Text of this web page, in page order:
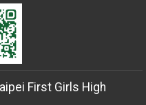
First Girls High